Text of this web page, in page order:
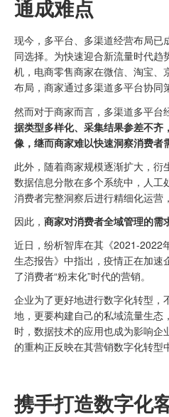
通成难点
现今，多平台、多渠道经营布局已
同选择。为快速迎合新流量时代趋
机，电商零售商家在微信、淘宝、
布局，商家通过多渠道多平台协同
然而对于商家而言，多渠道多平台
据类型多样化、采集结果参差不齐
像，继而商家难以快速洞察消费者
此外，随着商家规模逐渐扩大，
数据信息分散在多个系统中，人工
消费者完整洞察后进行精细化运营
因此， 商家对消费者全域管理的需
近日，纷析智库在其《2021-2022
生态报告》中指出，疫情正在加速
了消费者“粉末化”时代的营销。
企业为了更好地进行数字化转型，
地，更要构建自己的私域流量生态
时，数据技术的应用也成为影响
的重构正反映在其营销数字化转型
携手打造数字化